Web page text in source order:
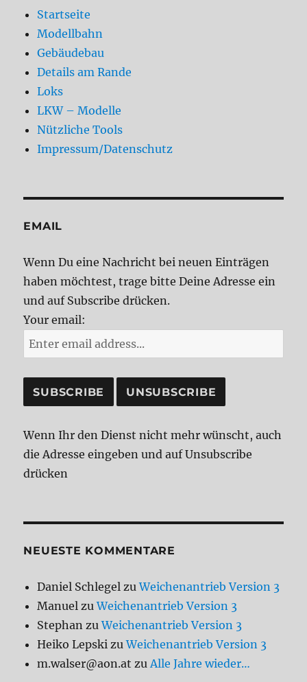
Startseite
Modellbahn
Gebäudebau
Details am Rande
Loks
LKW – Modelle
Nützliche Tools
Impressum/Datenschutz
EMAIL
Wenn Du eine Nachricht bei neuen Einträgen
haben möchtest, trage bitte Deine Adresse ein
und auf Subscribe drücken.
Your email:
Wenn Ihr den Dienst nicht mehr wünscht, auch
die Adresse eingeben und auf Unsubscribe
drücken
NEUESTE KOMMENTARE
Daniel Schlegel zuWeichenantrieb Version 3
Manuel zuWeichenantrieb Version 3
Stephan zuWeichenantrieb Version 3
Heiko Lepski zuWeichenantrieb Version 3
m.walser@aon.at zuAlle Jahre wieder…